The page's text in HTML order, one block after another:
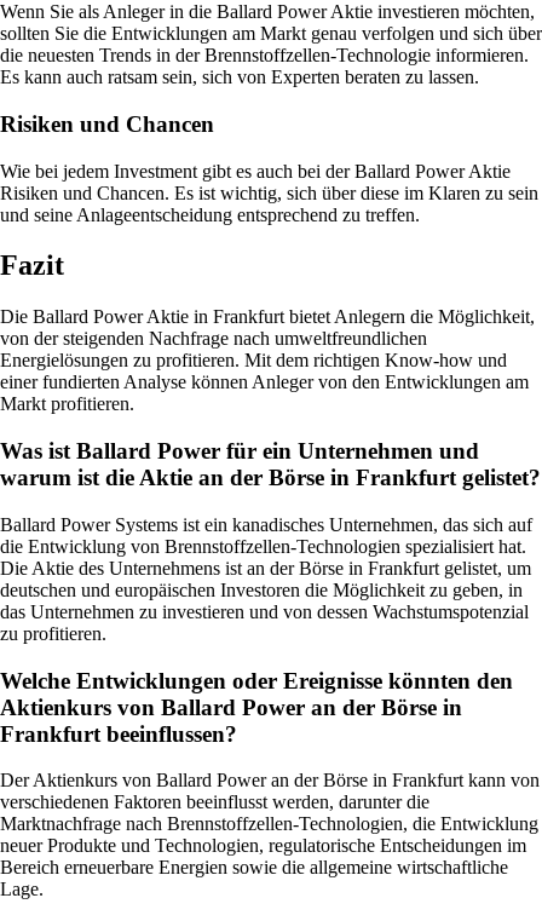
Wenn Sie als Anleger in die Ballard Power Aktie investieren möchten,
sollten Sie die Entwicklungen am Markt genau verfolgen und sich über
die neuesten Trends in der Brennstoffzellen-Technologie informieren.
Es kann auch ratsam sein, sich von Experten beraten zu lassen.
Risiken und Chancen
Wie bei jedem Investment gibt es auch bei der Ballard Power Aktie
Risiken und Chancen. Es ist wichtig, sich über diese im Klaren zu sein
und seine Anlageentscheidung entsprechend zu treffen.
Fazit
Die Ballard Power Aktie in Frankfurt bietet Anlegern die Möglichkeit,
von der steigenden Nachfrage nach umweltfreundlichen
Energielösungen zu profitieren. Mit dem richtigen Know-how und
einer fundierten Analyse können Anleger von den Entwicklungen am
Markt profitieren.
Was ist Ballard Power für ein Unternehmen und
warum ist die Aktie an der Börse in Frankfurt gelistet?
Ballard Power Systems ist ein kanadisches Unternehmen, das sich auf
die Entwicklung von Brennstoffzellen-Technologien spezialisiert hat.
Die Aktie des Unternehmens ist an der Börse in Frankfurt gelistet, um
deutschen und europäischen Investoren die Möglichkeit zu geben, in
das Unternehmen zu investieren und von dessen Wachstumspotenzial
zu profitieren.
Welche Entwicklungen oder Ereignisse könnten den
Aktienkurs von Ballard Power an der Börse in
Frankfurt beeinflussen?
Der Aktienkurs von Ballard Power an der Börse in Frankfurt kann von
verschiedenen Faktoren beeinflusst werden, darunter die
Marktnachfrage nach Brennstoffzellen-Technologien, die Entwicklung
neuer Produkte und Technologien, regulatorische Entscheidungen im
Bereich erneuerbare Energien sowie die allgemeine wirtschaftliche
Lage.